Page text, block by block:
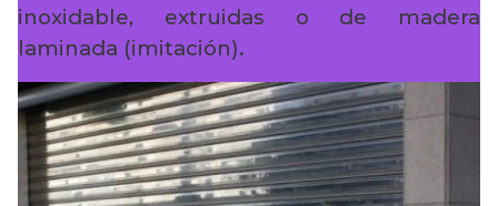
inoxidable, extruidas o de madera
laminada (imitación).